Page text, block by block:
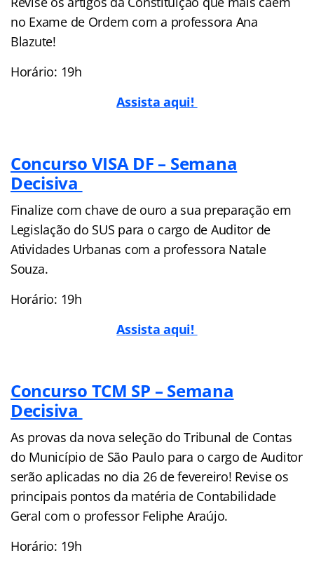
no Exame de Ordem com a professora Ana
Blazute!
Horário: 19h
Assista aqui!
Concurso VISA DF – Semana
Decisiva
Finalize com chave de ouro a sua preparação em
Legislação do SUS para o cargo de Auditor de
Atividades Urbanas com a professora Natale
Souza.
Horário: 19h
Assista aqui!
Concurso TCM SP – Semana
Decisiva
As provas da nova seleção do Tribunal de Contas
do Município de São Paulo para o cargo de Auditor
serão aplicadas no dia 26 de fevereiro! Revise os
principais pontos da matéria de Contabilidade
Geral com o professor Feliphe Araújo.
Horário: 19h